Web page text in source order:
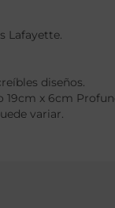
Lafayette.
diseños.
19cm x 6cm
variar.